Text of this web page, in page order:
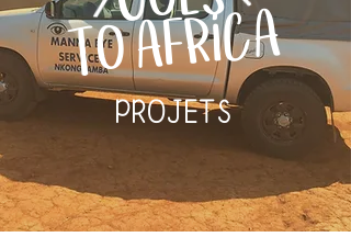
TO AFRICA
PROJETS